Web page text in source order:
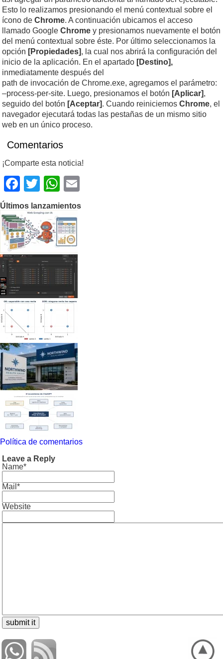
Esto lo realizamos presionando el menú contextual sobre el
ícono de Chrome. A continuación ubicamos el acceso
llamado Google Chrome y presionamos nuevamente el botón
del menú contextual sobre éste. Por último seleccionamos la
opción [Propiedades], la cual nos abrirá la configuración del
inicio de la aplicación. En el apartado [Destino],
inmediatamente después del
path de invocación de Chrome.exe, agregamos el parámetro:
–process-per-site. Luego, presionamos el botón [Aplicar],
seguido del botón [Aceptar]. Cuando reiniciemos Chrome, el
navegador ejecutará todas las pestañas de un mismo sitio
web en un único proceso.
Comentarios
¡Comparte esta noticia!
Facebook
TwitterWhatsApp
Últimos lanzamientos
Política de comentarios
Leave a Reply
Name*
Mail*
Website